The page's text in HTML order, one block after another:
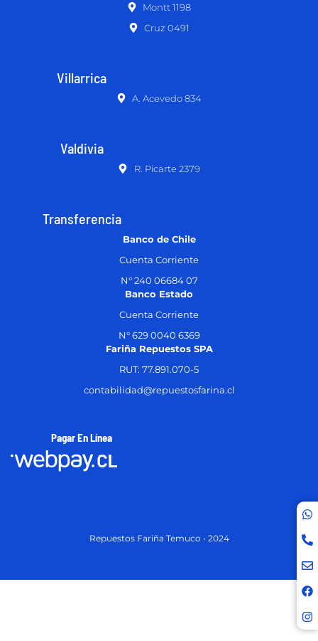
Montt 1198
Cruz 0491
Villarrica
A. Acevedo 834
Valdivia
R. Picarte 2379
Transferencia
Banco de Chile
Cuenta Corriente
N° 240 06684 07
Banco Estado
Cuenta Corriente
N° 629 0040 6369
Fariña Repuestos SPA
RUT: 77.891.070-5
contabilidad@repuestosfarina.cl
Pagar En Línea
Repuestos Fariña Temuco • 2024